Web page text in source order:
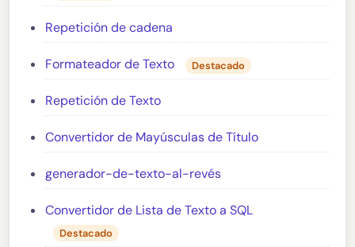
Repetición de cadena
Formateador de Texto Destacado
Repetición de Texto
Convertidor de Mayúsculas de Título
generador-de-texto-al-revés
Convertidor de Lista de Texto a SQL
Destacado